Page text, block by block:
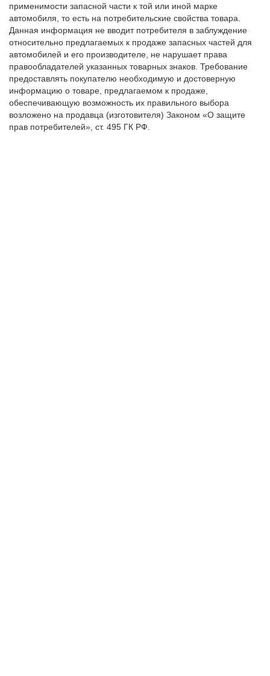
применимости запасной части к той или иной марке
автомобиля, то есть на потребительские свойства товара.
Данная информация не вводит потребителя в заблуждение
относительно предлагаемых к продаже запасных частей для
автомобилей и его производителе, не нарушает права
правообладателей указанных товарных знаков. Требование
предоставлять покупателю необходимую и достоверную
информацию о товаре, предлагаемом к продаже,
обеспечивающую возможность их правильного выбора
возложено на продавца (изготовителя) Законом «О защите
прав потребителей», ст. 495 ГК РФ.